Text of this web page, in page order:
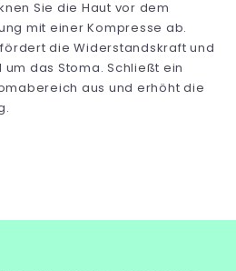
Sie die Haut vor dem
mit einer Kompresse ab.
die Widerstandskraft und
das Stoma. Schließt ein
aus und erhöht die